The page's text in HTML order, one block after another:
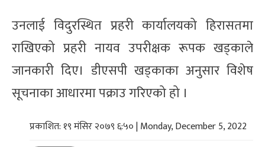
उनलाई विदुरस्थित प्रहरी कार्यालयको हिरासतमा
राखिएको प्रहरी नायव उपरीक्षक रूपक खड्काले
जानकारी दिए। डीएसपी खड्काका अनुसार विशेष
सूचनाका आधारमा पक्राउ गरिएको हो ।
प्रकाशित: १९ मंसिर २०७९ ६:५० | Monday, December 5, 2022